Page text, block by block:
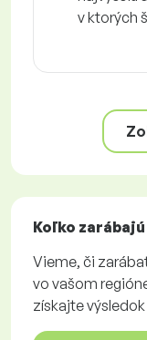
v ktorých
Koľko
Vieme, či
vo vašom
získajte